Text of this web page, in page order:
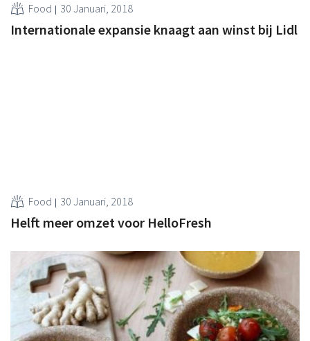
Food 30 Januari, 2018
Internationale expansie knaagt aan winst bij Lidl
Food 30 Januari, 2018
Helft meer omzet voor HelloFresh